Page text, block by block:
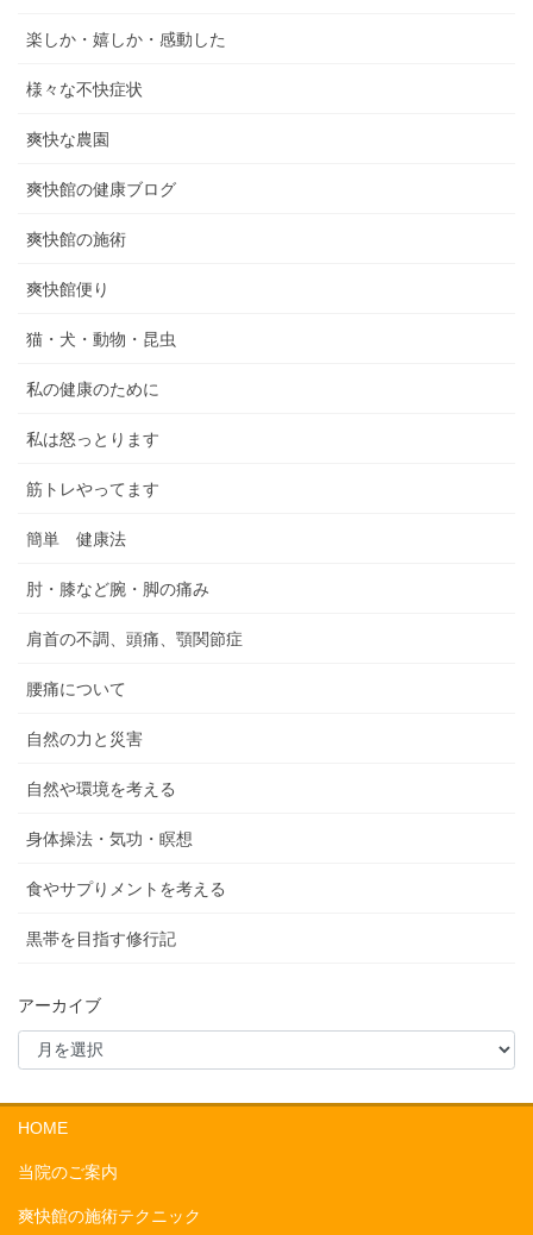
楽しか・嬉しか・感動した
様々な不快症状
爽快な農園
爽快館の健康ブログ
爽快館の施術
爽快館便り
猫・犬・動物・昆虫
私の健康のために
私は怒っとります
筋トレやってます
簡単 健康法
肘・膝など腕・脚の痛み
肩首の不調、頭痛、顎関節症
腰痛について
自然の力と災害
自然や環境を考える
身体操法・気功・瞑想
食やサプりメントを考える
黒帯を目指す修行記
アーカイブ
HOME
当院のご案内
爽快館の施術テクニック